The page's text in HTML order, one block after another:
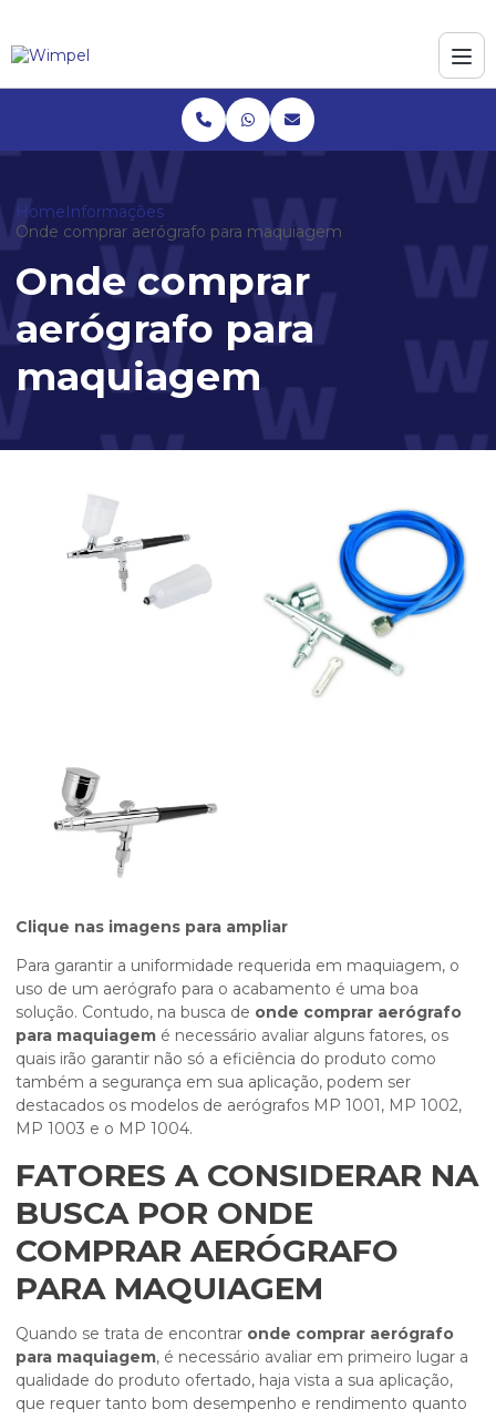
HomeInformações
Onde comprar aerógrafo para maquiagem
Onde comprar
aerógrafo para
maquiagem
Clique nas imagens para ampliar
Para garantir a uniformidade requerida em maquiagem, o
uso de um aerógrafo para o acabamento é uma boa
solução. Contudo, na busca de onde comprar aerógrafo
para maquiagem é necessário avaliar alguns fatores, os
quais irão garantir não só a eficiência do produto como
também a segurança em sua aplicação, podem ser
destacados os modelos de aerógrafos MP 1001, MP 1002,
MP 1003 e o MP 1004.
FATORES A CONSIDERAR NA
BUSCA POR ONDE
COMPRAR AERÓGRAFO
PARA MAQUIAGEM
Quando se trata de encontrar onde comprar aerógrafo
para maquiagem, é necessário avaliar em primeiro lugar a
qualidade do produto ofertado, haja vista a sua aplicação,
que requer tanto bom desempenho e rendimento quanto